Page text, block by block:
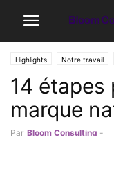
Highlights Notre travail
14 étapes
marque
Par Bloom Consulting -